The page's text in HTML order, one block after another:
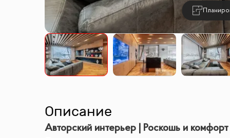
Описание
Авторский интерьер | Роскошь и комфорт